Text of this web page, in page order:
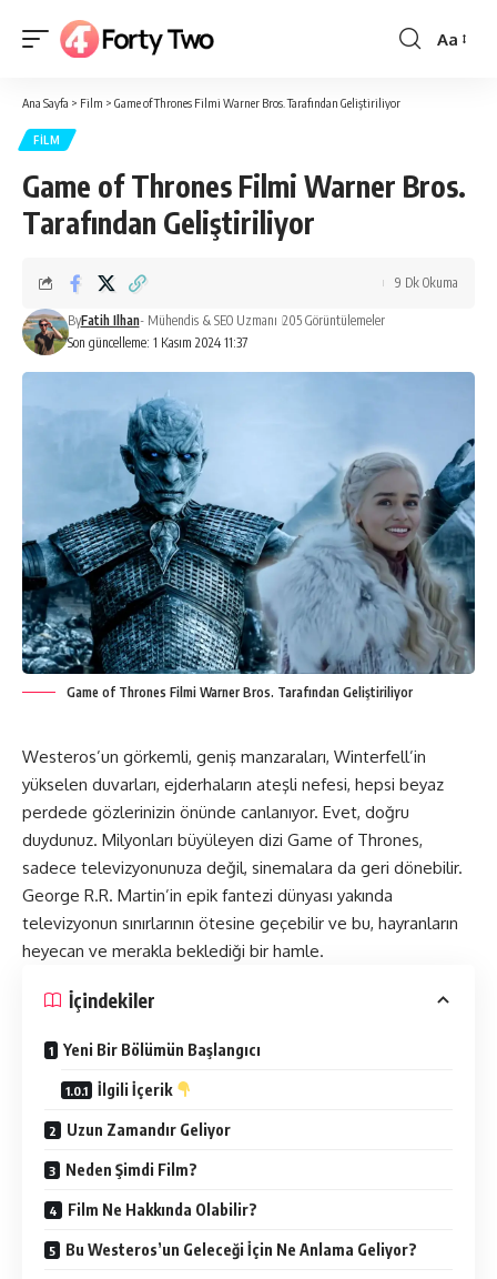
Yazı
Aa
Ana Sayfa > Film > Game of Thrones Filmi Warner Bros. Tarafından Geliştiriliyor
FILM
Game of Thrones Filmi Warner Bros.
Tarafından Geliştiriliyor
Son güncelleme: 1 Kasım 2024 11:37
ByFatih Ilhan- Mühendis & SEO Uzmanı 205 Görüntülemeler
9 Dk Okuma
Game of Thrones Filmi Warner Bros. Tarafından Geliştiriliyor
Westeros’un görkemli, geniş manzaraları, Winterfell’in
yükselen duvarları, ejderhaların ateşli nefesi, hepsi beyaz
perdede gözlerinizin önünde canlanıyor. Evet, doğru
duydunuz. Milyonları büyüleyen dizi Game of Thrones,
sadece televizyonunuza değil, sinemalara da geri dönebilir.
George R.R. Martin’in epik fantezi dünyası yakında
televizyonun sınırlarının ötesine geçebilir ve bu, hayranların
heyecan ve merakla beklediği bir hamle.
İçindekiler
Yeni Bir Bölümün Başlangıcı
İlgili İçerik
Uzun Zamandır Geliyor
Neden Şimdi Film?
Film Ne Hakkında Olabilir?
Bu Westeros’un Geleceği İçin Ne Anlama Geliyor?